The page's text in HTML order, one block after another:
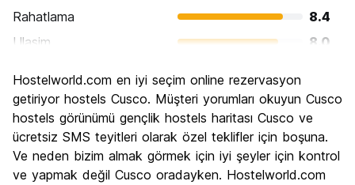
Rahatlama
8.4
Ulasim
8.0
Kültür
9.5
Gece hayatı
8.0
Ekonomik
8.2
Hostelworld.com en iyi seçim online rezervasyon
getiriyor hostels Cusco. Müşteri yorumları okuyun Cusco
hostels görünümü gençlik hostels haritası Cusco ve
ücretsiz SMS teyitleri olarak özel teklifler için boşuna.
Ve neden bizim almak görmek için iyi şeyler için kontrol
ve yapmak değil Cusco oradayken. Hostelworld.com